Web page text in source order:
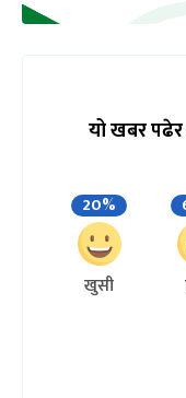
यो खबर
20%
खुसी